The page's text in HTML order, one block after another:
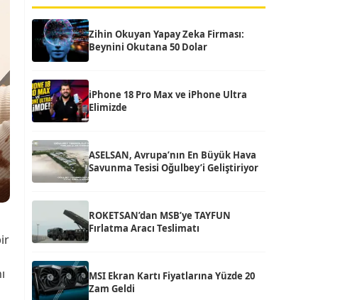
Zihin Okuyan Yapay Zeka Firması:
Beynini Okutana 50 Dolar
iPhone 18 Pro Max ve iPhone Ultra
Elimizde
ASELSAN, Avrupa’nın En Büyük Hava
Savunma Tesisi Oğulbey’i Geliştiriyor
ROKETSAN’dan MSB’ye TAYFUN
Fırlatma Aracı Teslimatı
MSI Ekran Kartı Fiyatlarına Yüzde 20
Zam Geldi